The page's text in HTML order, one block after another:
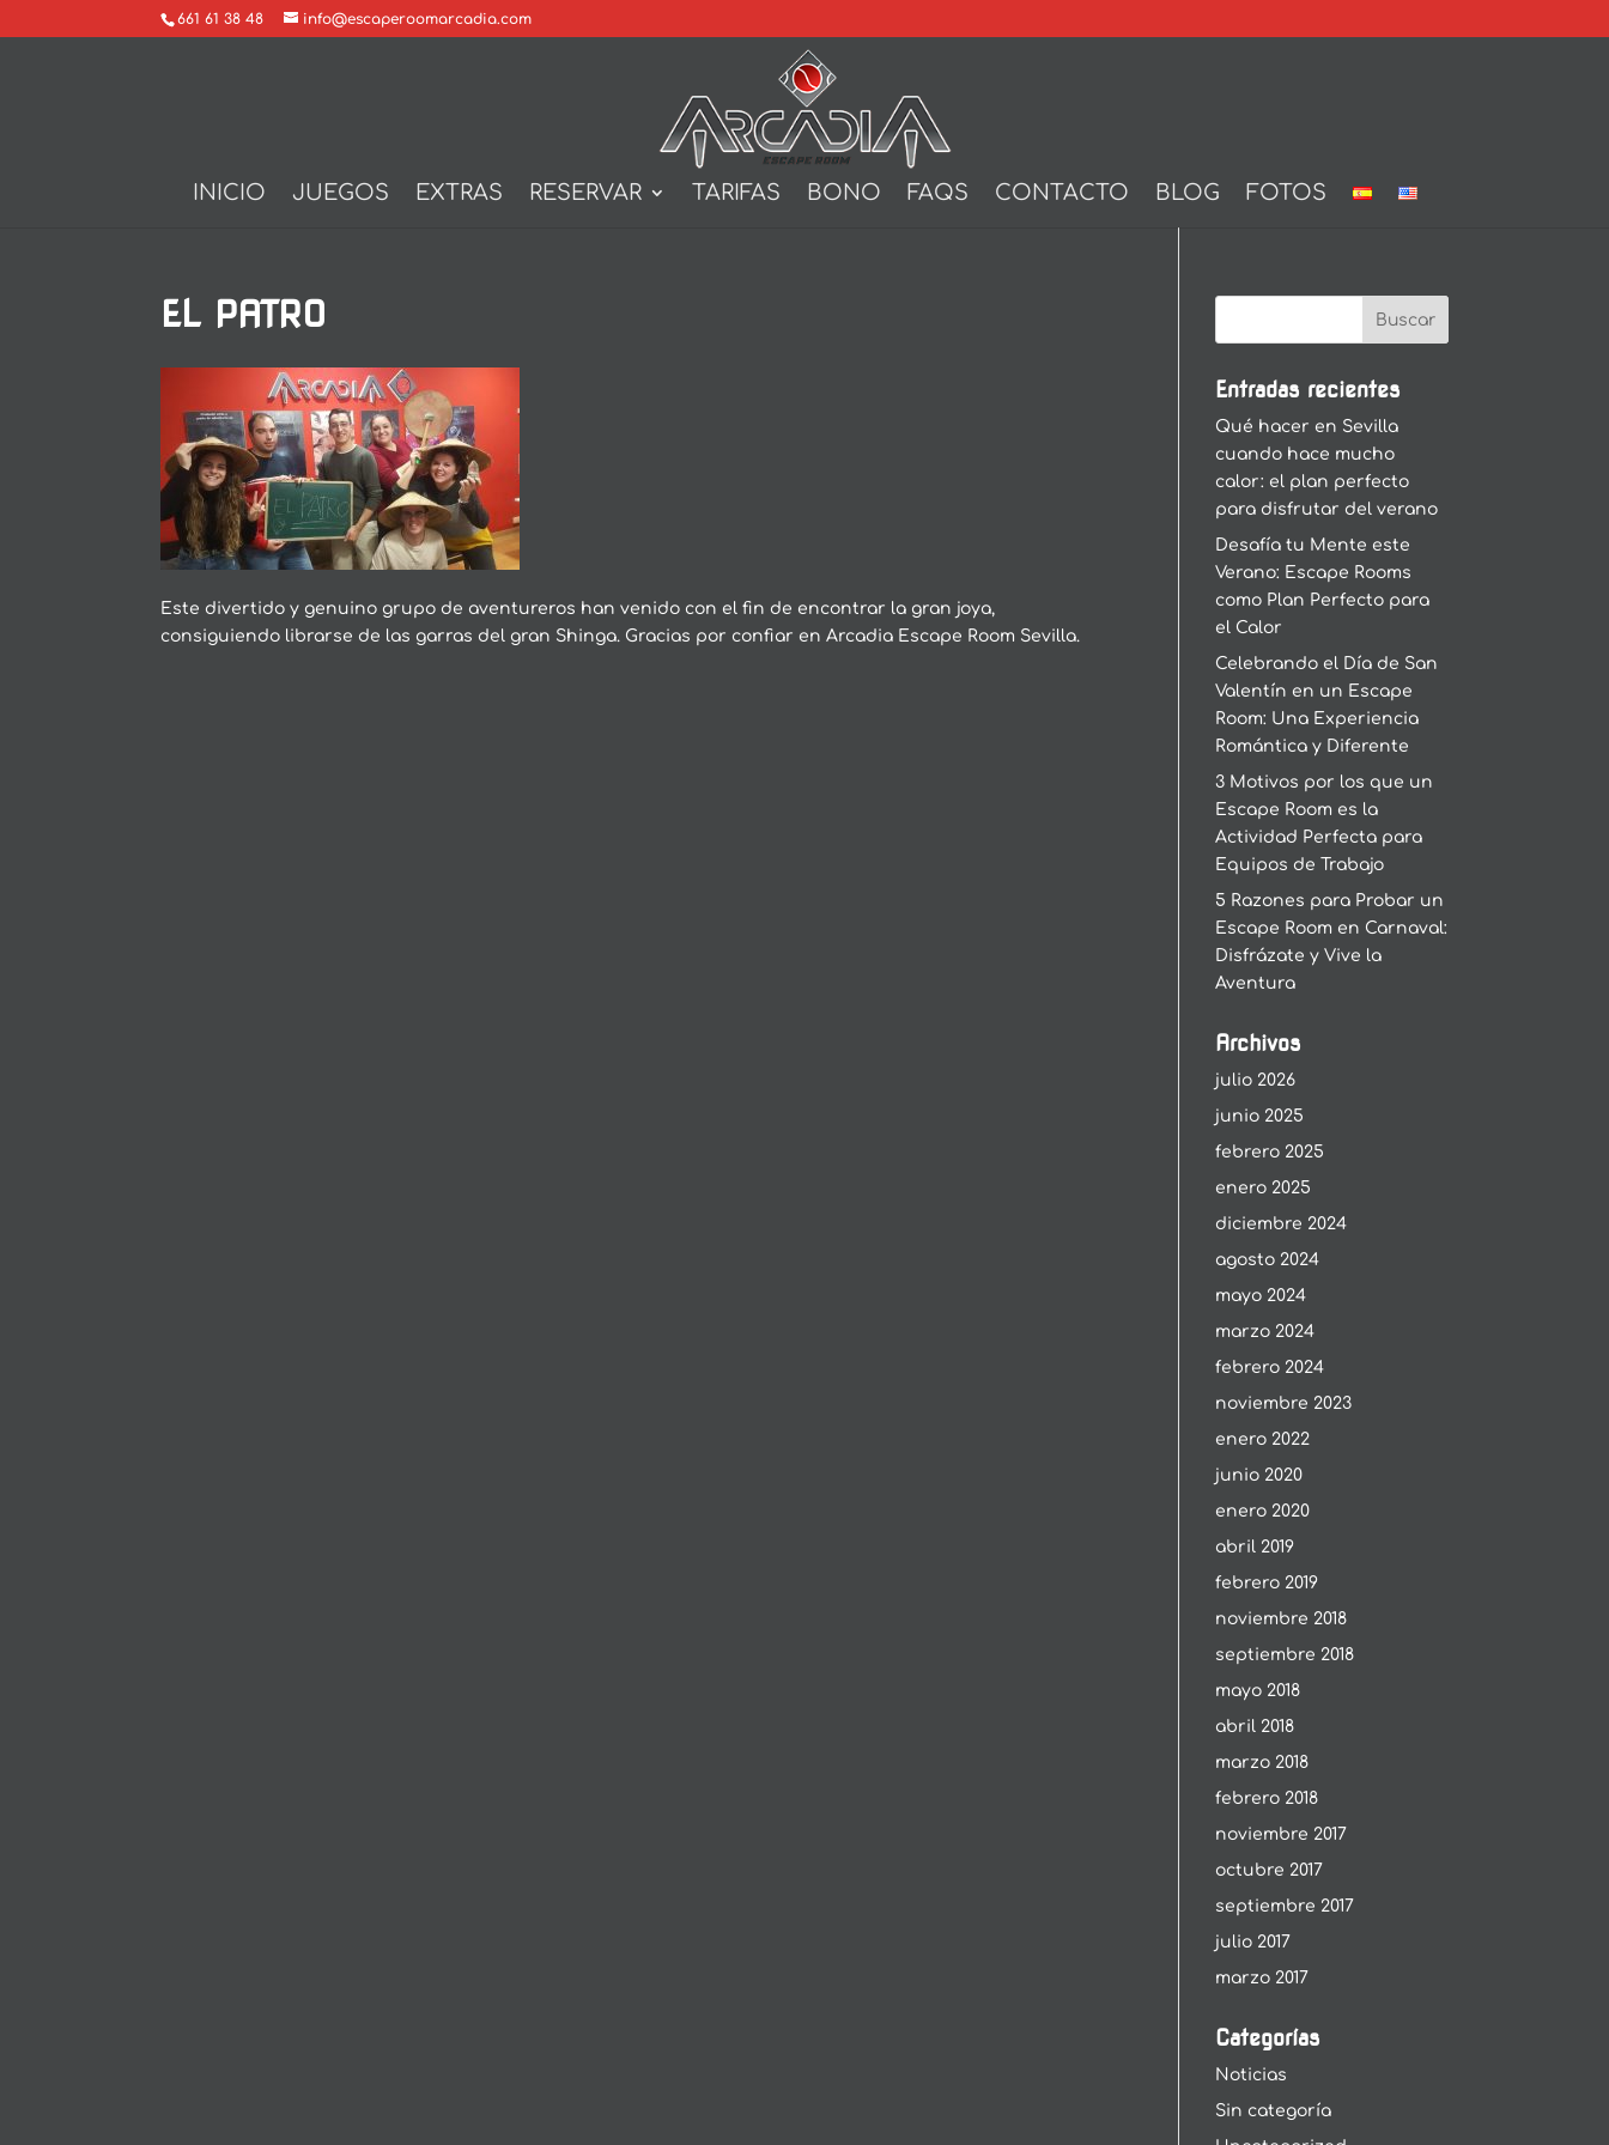
661 61 38 48 info@escaperoomarcadia.com
INICIO JUEGOS EXTRAS RESERVAR TARIFAS BONO FAQS CONTACTO BLOG FOTOS
EL PATRO
Este divertido y genuino grupo de aventureros han venido con el fin de encontrar la gran joya,
consiguiendo librarse de las garras del gran Shinga. Gracias por confiar en Arcadia Escape Room Sevilla.
Entradas recientes
Qué hacer en Sevilla
cuando hace mucho
calor: el plan perfecto
para disfrutar del verano
Desafía tu Mente este
Verano: Escape Rooms
como Plan Perfecto para
el Calor
Celebrando el Día de San
Valentín en un Escape
Room: Una Experiencia
Romántica y Diferente
3 Motivos por los que un
Escape Room es la
Actividad Perfecta para
Equipos de Trabajo
5 Razones para Probar un
Escape Room en Carnaval:
Disfrázate y Vive la
Aventura
Archivos
julio 2026
junio 2025
febrero 2025
enero 2025
diciembre 2024
agosto 2024
mayo 2024
marzo 2024
febrero 2024
noviembre 2023
enero 2022
junio 2020
enero 2020
abril 2019
febrero 2019
noviembre 2018
septiembre 2018
mayo 2018
abril 2018
marzo 2018
febrero 2018
noviembre 2017
octubre 2017
septiembre 2017
julio 2017
marzo 2017
Categorías
Noticias
Sin categoría